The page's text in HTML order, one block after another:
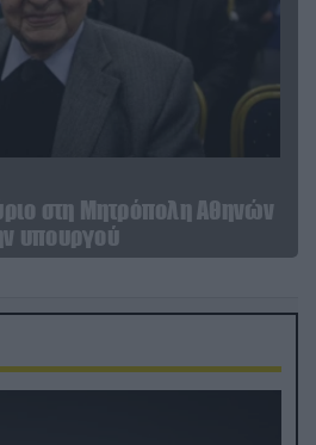
στη Μητρόπολη Αθηνών
υπουργού